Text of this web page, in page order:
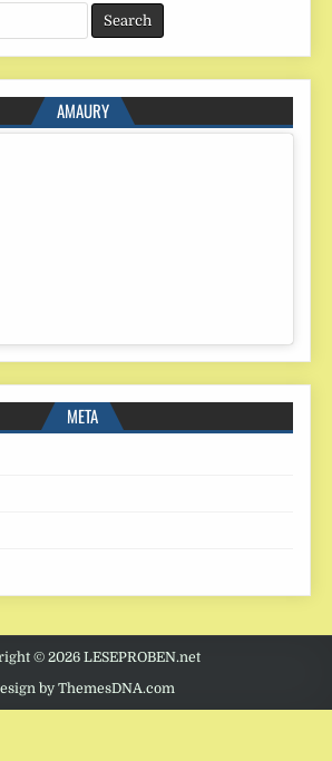
AMAURY
META
© 2026 LESEPROBEN.net
by ThemesDNA.com